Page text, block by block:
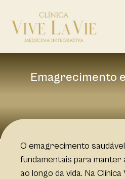
Emagrecimento
O emagrecimento
fundamentais para manter
ao longo da vida. Na Clínica